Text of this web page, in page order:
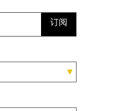
订阅